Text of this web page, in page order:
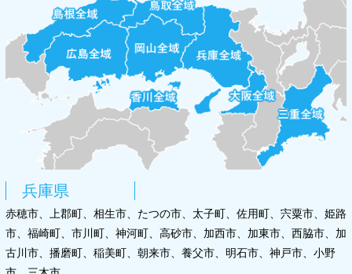
兵庫県
赤穂市、上郡町、相生市、たつの市、太子町、佐用町、宍粟市、姫路
市、福崎町、市川町、神河町、高砂市、加西市、加東市、西脇市、加
古川市、播磨町、稲美町、朝来市、養父市、明石市、神戸市、小野